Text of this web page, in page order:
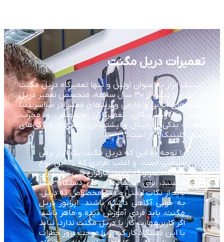
تعمیرات دریل مگنت
کلینیک ابزار به عنوان اولین و تنها تعمیرگاه دریل مگنت
در ایران با بیش از ۳۰ سال سابقه، متخصص تعمیر دریل
مگنت‌های ایرانی و خارجی و برندهای معتبر در سراسر دنیا
است. مشاوره رایگان، تعمیرکاران متخصص و مجرب،
قطعات یدکی اورجینال و پشتیبانی واقعی از ویژگی‌های
اصلی کلینیک ابزار است.
با توجه به این که دریل مگنت یک ابزار برقی
صنعتی است، و اغلب افرادی که با این نوع
دستگاه سر و کار دارند، کارگران فنی تراشکاران
هستند، برای استفاده از این دستگاه حتماً
باید از نکات ایمنی و فنی مخصوص به دریل،
به خوبی آگاهی داشته باشند. اپراتور دریل
مگنت، باید فردی آموزش دیده و ماهر باشد؛
اگر کاربر مهارت کار با دریل مگنت ندارد، نباید
با این دستگاه کار کند زیرا موجب بروز خطرات